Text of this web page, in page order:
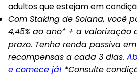
adultos que estejam em
Com Staking de Solana, você
4,45% ao ano* + a valorização
prazo. Tenha renda passiva
recompensas a cada 3 dias.
e comece já! *Consulte